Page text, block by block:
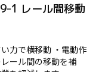
1 レール間移動
い力で横移動 ・電動作
ール間の移動を補